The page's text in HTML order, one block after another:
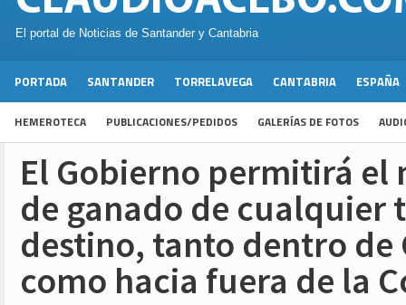
El portal de Noticias de Santander y Cantabria
PORTADA SANTANDER TORRELAVEGA CANTABRIA ESPAÑA
HEMEROTECA PUBLICACIONES/PEDIDOS GALERÍAS DE FOTOS
El Gobierno permitirá
de ganado de cualquier
destino, tanto dentro de
como hacia fuera de la